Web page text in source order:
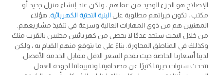
الإصلاح هو الجزء الوحيد من عملهم ، ولكن عند إنشاء منزل جديد أو
مكتب ، تكون خبراتهم مطلوبة على البنية التحتية الكهربائية . هؤلاء
المهنيين هم من ذوي المهارات العالية وسرعة في تنفيذ مشاريعهم.
من خلال البحث ستجد عددًا لا يحصى من كهربائيين محليين بالقرب منك
وكذلك في المناطق المجاورة. بناءً على ما يتوقع منهم القيام به ، ولكن
لدينا أسعارنا الخاصة حيث نقدم السعر الاقل مقابل الخدمة الأفضل.
تتحدث سنوات خبرتنا كثيرًا عن مصداقيتنا وتقييماتنا لجودة العمل